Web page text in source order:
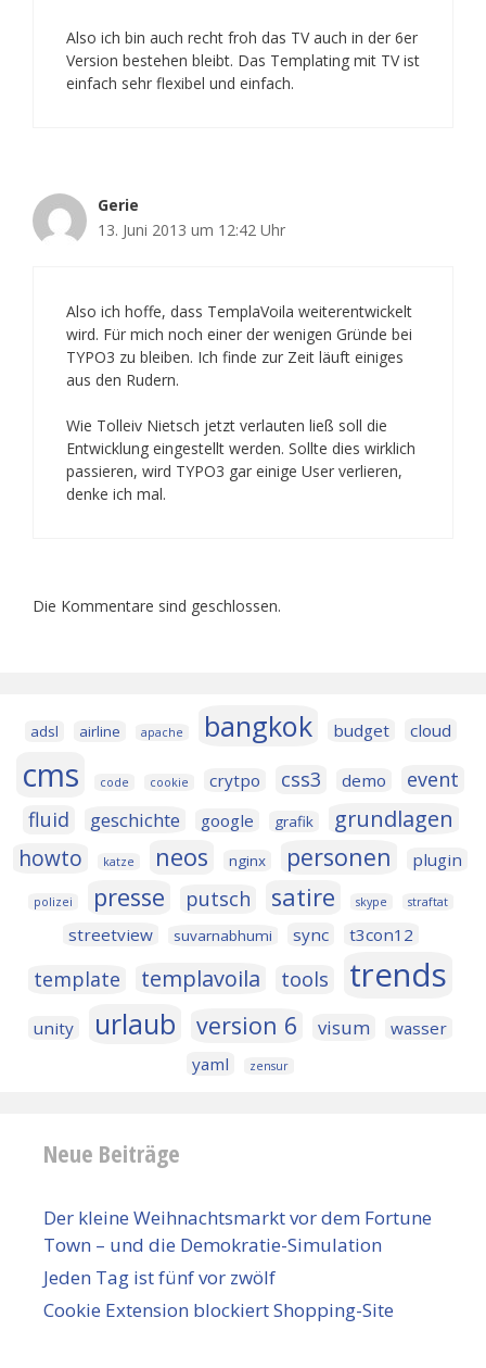
Also ich bin auch recht froh das TV auch in der 6er
Version bestehen bleibt. Das Templating mit TV ist
einfach sehr flexibel und einfach.
Gerie
13. Juni 2013 um 12:42 Uhr
Also ich hoffe, dass TemplaVoila weiterentwickelt
wird. Für mich noch einer der wenigen Gründe bei
TYPO3 zu bleiben. Ich finde zur Zeit läuft einiges
aus den Rudern.
Wie Tolleiv Nietsch jetzt verlauten ließ soll die
Entwicklung eingestellt werden. Sollte dies wirklich
passieren, wird TYPO3 gar einige User verlieren,
denke ich mal.
Die Kommentare sind geschlossen.
adsl airline apache bangkok budget cloud
cms code cookie crytpo css3 demo
event
fluid
geschichte google grafik grundlagen
howto katze neos nginx personen plugin
polizei presse putsch satire skype straftat
streetview suvarnabhumi sync t3con12
template templavoila tools trends
unity urlaub version 6 visum
wasser
yaml
zensur
Neue Beiträge
Der kleine Weihnachtsmarkt vor dem Fortune
Town – und die Demokratie-Simulation
Jeden Tag ist fünf vor zwölf
Cookie Extension blockiert Shopping-Site